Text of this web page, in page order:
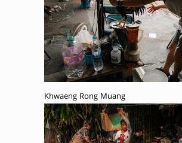
Khwaeng Rong Muang